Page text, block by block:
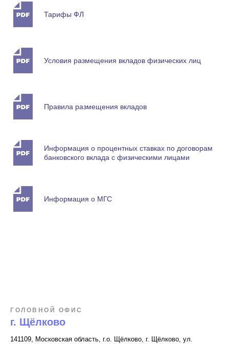
Тарифы ФЛ
Условия размещения вкладов физических лиц
Правила размещения вкладов
Информация о процентных ставках по договорам
банковского вклада с физическими лицами
Информация о МГС
ГОЛОВНОЙ ОФИС
г. Щёлково
141109, Московская область, г.о. Щёлково, г. Щёлково, ул.